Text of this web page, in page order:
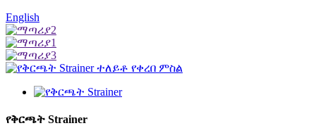
English
የቅርጫት Strainer